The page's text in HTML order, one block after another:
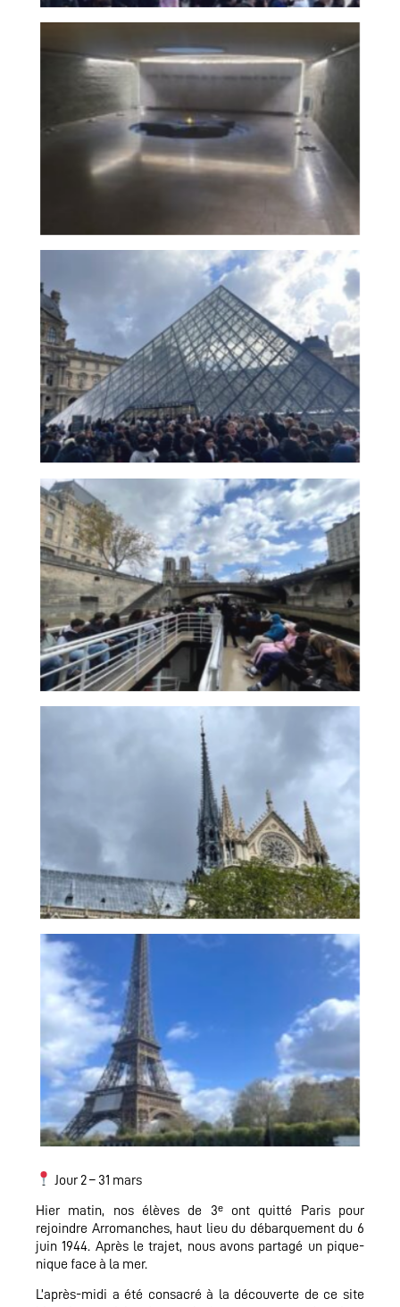
Jour 2 – 31 mars
Hier matin, nos élèves de 3ᵉ ont quitté Paris pour
rejoindre Arromanches, haut lieu du débarquement du 6
juin 1944. Après le trajet, nous avons partagé un pique-
nique face à la mer.
L’après-midi a été consacré à la découverte de ce site